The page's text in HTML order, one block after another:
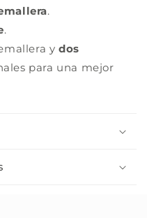
.
.
y dos
para una mejor